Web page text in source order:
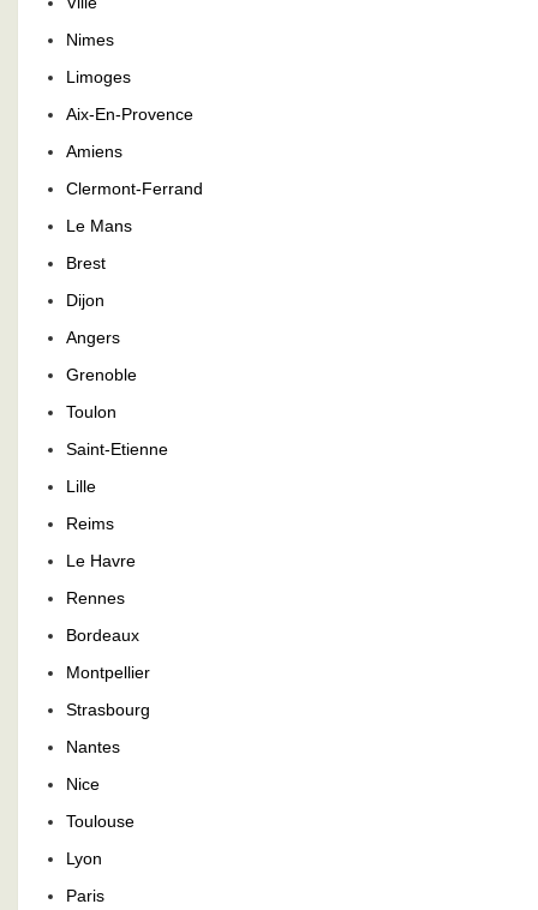
Nimes
Limoges
Aix-En-Provence
Amiens
Clermont-Ferrand
Le Mans
Brest
Dijon
Angers
Grenoble
Toulon
Saint-Etienne
Lille
Reims
Le Havre
Rennes
Bordeaux
Montpellier
Strasbourg
Nantes
Nice
Toulouse
Lyon
Paris